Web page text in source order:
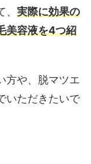
実際に効果の
美容液を4つ紹
方や、脱マツエ
いただきたいで